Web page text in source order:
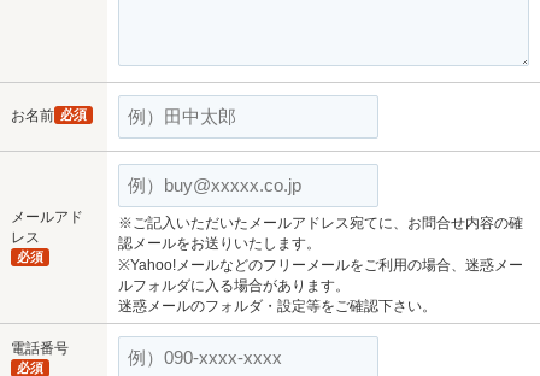
お名前 必須
メールアド
レス
必須
※ご記入いただいたメールアドレス宛てに、お問合せ内容の確
認メールをお送りいたします。
※Yahoo!メールなどのフリーメールをご利用の場合、迷惑メー
ルフォルダに入る場合があります。
迷惑メールのフォルダ・設定等をご確認下さい。
電話番号
必須